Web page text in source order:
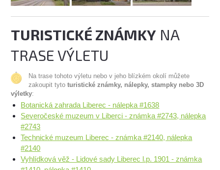
TURISTICKÉ ZNÁMKY NA
TRASE VÝLETU
Na trase tohoto výletu nebo v jeho blízkém okolí můžete
zakoupit tytoturistické známky, nálepky, stampky nebo 3D
výletky:
Botanická zahrada Liberec - nálepka #1638
Severočeské muzeum v Liberci - známka #2743, nálepka
#2743
Technické muzeum Liberec - známka #2140, nálepka
#2140
Vyhlídková věž - Lidové sady Liberec l.p. 1901 - známka